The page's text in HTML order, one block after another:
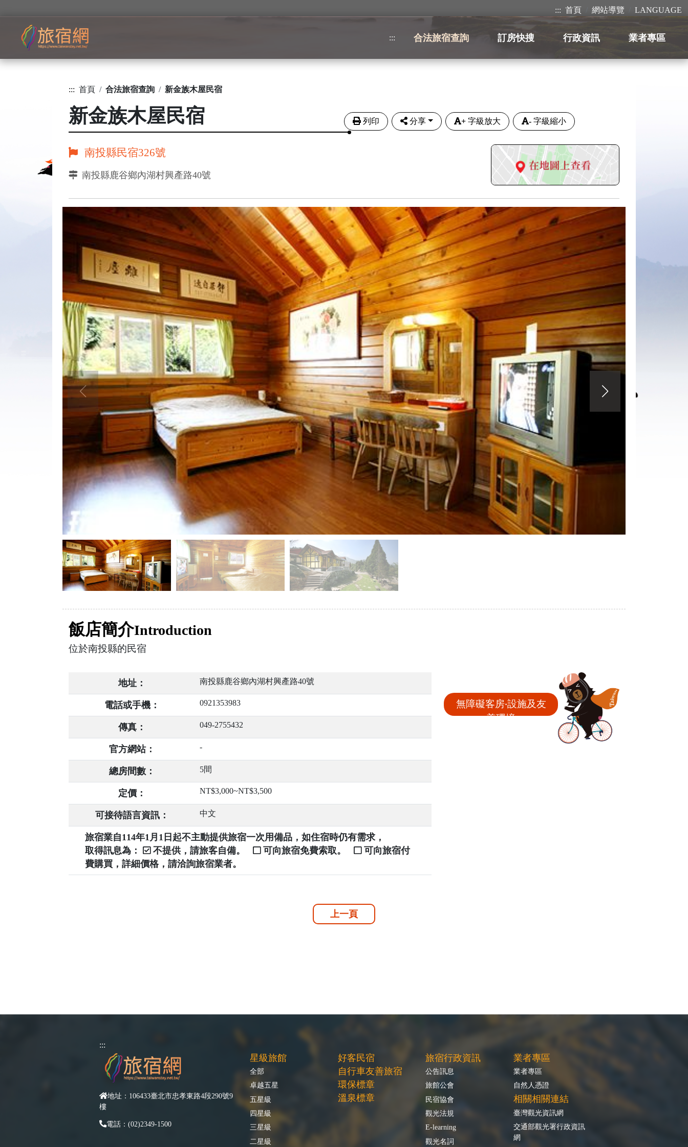
::: 首頁 網站導覽 LANGUAGE
::: 合法旅宿查詢 訂房快搜 行政資訊 業者專區
::: 首頁 合法旅宿查詢 新金族木屋民宿
新金族木屋民宿 列印 分享 + 字級放大 - 字級縮小
南投縣民宿326號
南投縣鹿谷鄉內湖村興產路40號
飯店簡介Introduction
位於南投縣的民宿
地址： 南投縣鹿谷鄉內湖村興產路40號
電話或手機： 0921353983
傳真： 049-2755432
官方網站： -
總房間數： 5間
定價： NT$3,000~NT$3,500
可接待語言資訊： 中文
旅宿業自114年1月1日起不主動提供旅宿一次用備品，如住宿時仍有需求，
取得訊息為：
不提供，請旅客自備。 可向旅宿免費索取。
可向旅宿付
費購買，詳細價格，請洽詢旅宿業者。
無障礙客房‧設施及友
善環境
上一頁
:::
地址：106433臺北市忠孝東路4段290號9
樓
電話：(02)2349-1500
星級旅館
全部
卓越五星
五星級
四星級
三星級
二星級
好客民宿
自行車友善旅宿
環保標章
溫泉標章
旅宿行政資訊
公告訊息
旅館公會
民宿協會
觀光法規
E-learning
觀光名詞
業者專區
業者專區
自然人憑證
相關相關連結
臺灣觀光資訊網
交通部觀光署行政資訊
網